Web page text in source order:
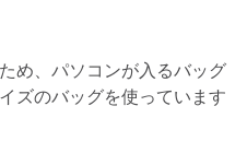
め、パソコンが入るバッグ
ズのバッグを使っています